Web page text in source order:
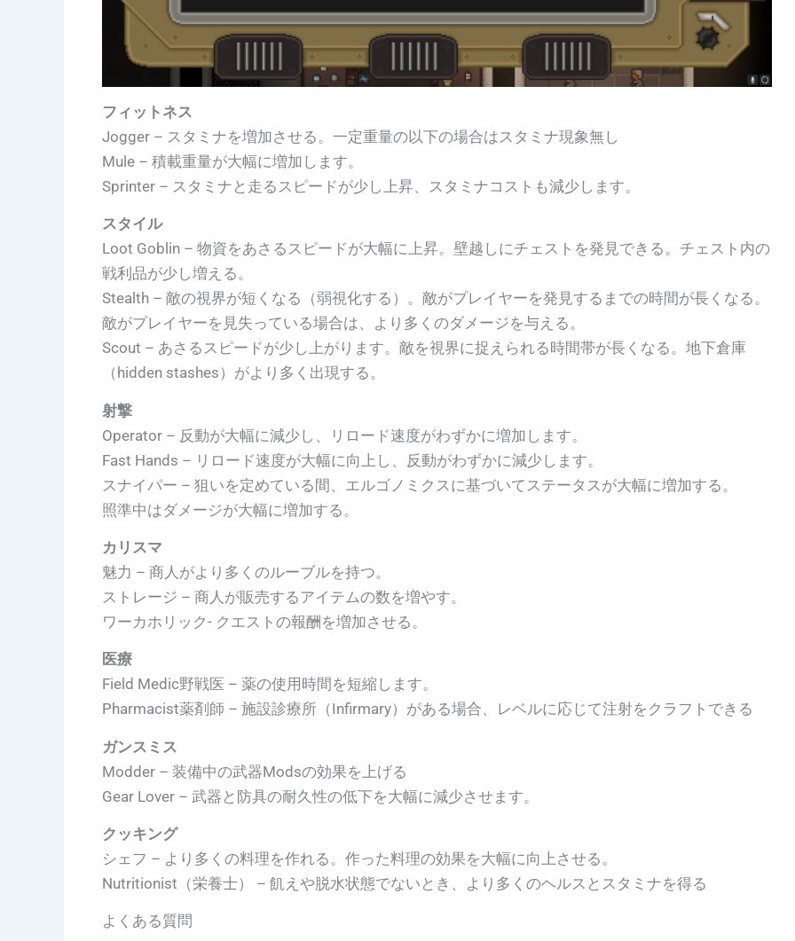
フィットネス
Jogger – スタミナを増加させる。一定重量の以下の場合はスタミナ現象無し
Mule – 積載重量が大幅に増加します。
Sprinter – スタミナと走るスピードが少し上昇、スタミナコストも減少します。
スタイル
Loot Goblin – 物資をあさるスピードが大幅に上昇。壁越しにチェストを発見できる。チェスト内の
戦利品が少し増える。
Stealth – 敵の視界が短くなる（弱視化する）。敵がプレイヤーを発見するまでの時間が長くなる。
敵がプレイヤーを見失っている場合は、より多くのダメージを与える。
Scout – あさるスピードが少し上がります。敵を視界に捉えられる時間帯が長くなる。地下倉庫
（hidden stashes）がより多く出現する。
射撃
Operator – 反動が大幅に減少し、リロード速度がわずかに増加します。
Fast Hands – リロード速度が大幅に向上し、反動がわずかに減少します。
スナイパー – 狙いを定めている間、エルゴノミクスに基づいてステータスが大幅に増加する。
照準中はダメージが大幅に増加する。
カリスマ
魅力 – 商人がより多くのルーブルを持つ。
ストレージ – 商人が販売するアイテムの数を増やす。
ワーカホリック- クエストの報酬を増加させる。
医療
Field Medic野戦医 – 薬の使用時間を短縮します。
Pharmacist薬剤師 – 施設診療所（Infirmary）がある場合、レベルに応じて注射をクラフトできる
ガンスミス
Modder – 装備中の武器Modsの効果を上げる
Gear Lover – 武器と防具の耐久性の低下を大幅に減少させます。
クッキング
シェフ – より多くの料理を作れる。作った料理の効果を大幅に向上させる。
Nutritionist（栄養士） – 飢えや脱水状態でないとき、より多くのヘルスとスタミナを得る
よくある質問